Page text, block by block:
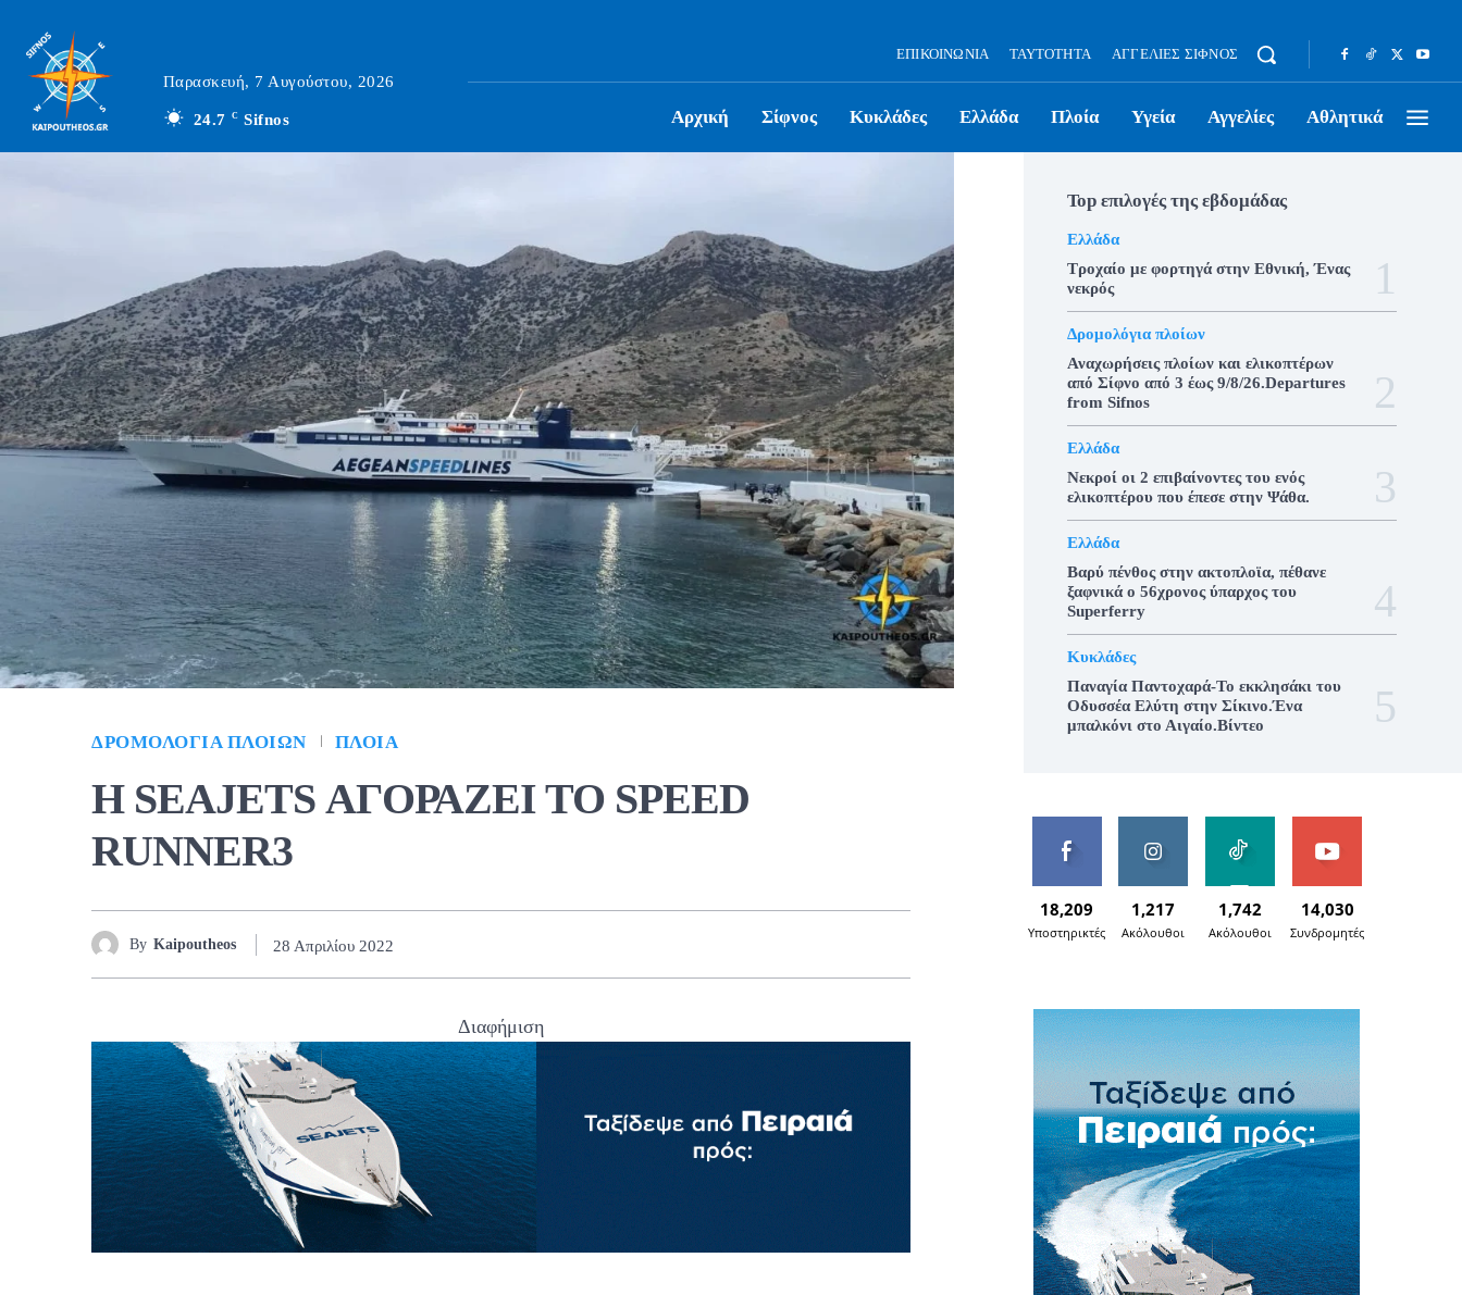
Παρασκευή, 7 Αυγούστου, 2026
24.7 C Sifnos
ΕΠΙΚΟΙΝΩΝΊΑ ΤΑΥΤΌΤΗΤΑ ΑΓΓΕΛΊΕΣ ΣΊΦΝΟΣ
Αρχική Σίφνος Κυκλάδες Ελλάδα Πλοία Υγεία Αγγελίες Αθλητικά
ΔΡΟΜΟΛΌΓΙΑ ΠΛΟΊΩΝ ΠΛΟΊΑ
Η SEAJETS ΑΓΟΡΑΖΕΙ ΤΟ SPEED
RUNNER3
By Kaipoutheos 28 Απριλίου 2022
Διαφήμιση
Top επιλογές της εβδομάδας
Ελλάδα
Τροχαίο με φορτηγά στην Εθνική, Ένας
νεκρός
Δρομολόγια πλοίων
Αναχωρήσεις πλοίων και ελικοπτέρων
από Σίφνο από 3 έως 9/8/26.Departures
from Sifnos
Ελλάδα
Νεκροί οι 2 επιβαίνοντες του ενός
ελικοπτέρου που έπεσε στην Ψάθα.
Ελλάδα
Βαρύ πένθος στην ακτοπλοϊα, πέθανε
ξαφνικά ο 56χρονος ύπαρχος του
Superferry
Κυκλάδες
Παναγία Παντοχαρά-Το εκκλησάκι του
Οδυσσέα Ελύτη στην Σίκινο.Ένα
μπαλκόνι στο Αιγαίο.Βίντεο
18,209
Υποστηρικτές
1,217
Ακόλουθοι
1,742
Ακόλουθοι
14,030
Συνδρομητές